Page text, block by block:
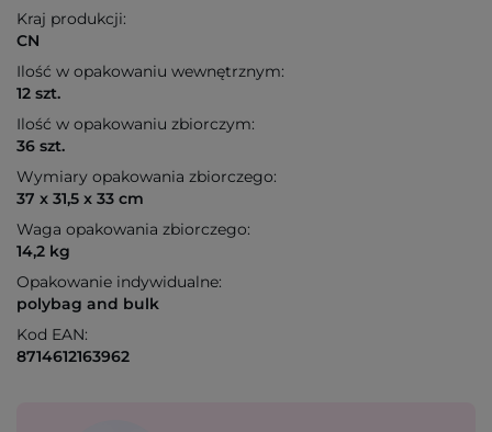
Kraj produkcji:
CN
Ilość w opakowaniu wewnętrznym:
12 szt.
Ilość w opakowaniu zbiorczym:
36 szt.
Wymiary opakowania zbiorczego:
37 x 31,5 x 33 cm
Waga opakowania zbiorczego:
14,2 kg
Opakowanie indywidualne:
polybag and bulk
Kod EAN:
8714612163962